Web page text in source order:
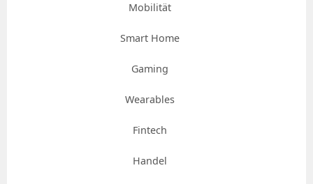
Mobilität
Smart Home
Gaming
Wearables
Fintech
Handel